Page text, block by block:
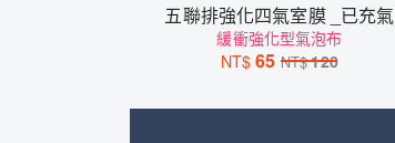
五聯排強化四氣室膜 _已充氣
緩衝強化型氣泡布
NT$ 65 NT$120